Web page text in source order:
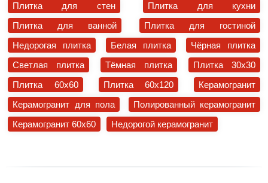
Плитка для стен
Плитка для кухни
Плитка для ванной
Плитка для гостиной
Недорогая плитка
Белая плитка
Чёрная плитка
Светлая плитка
Тёмная плитка
Плитка 30x30
Плитка 60x60
Плитка 60x120
Керамогранит
Керамогранит для пола
Полированный керамогранит
Керамогранит 60x60
Недорогой керамогранит